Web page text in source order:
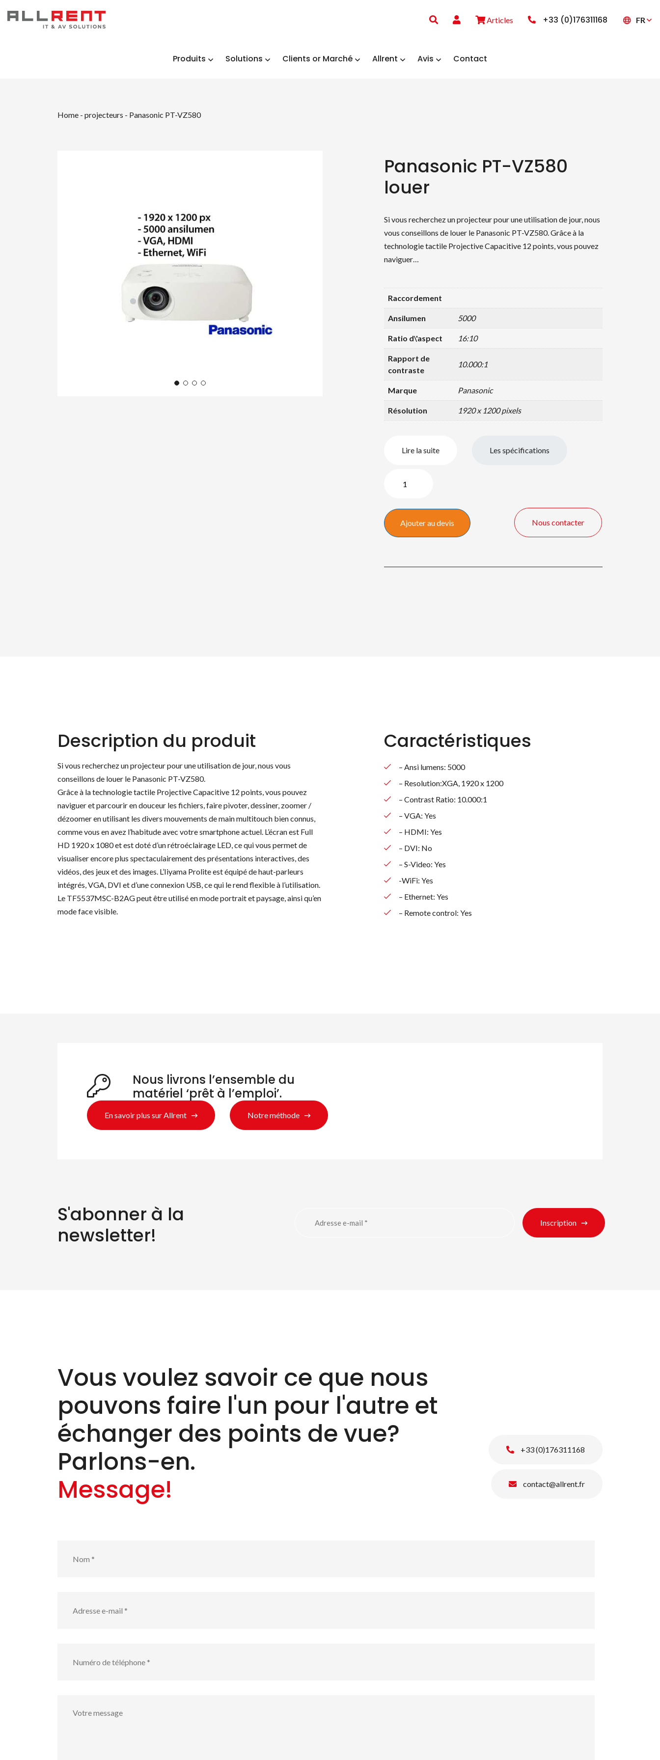
Articles +33 (0)176311168 FR
Produits Solutions Clients or Marché Allrent Avis Contact
Home - projecteurs - Panasonic PT-VZ580
Panasonic PT-VZ580
louer
Si vous recherchez un projecteur pour une utilisation de jour, nous
vous conseillons de louer le Panasonic PT-VZ580. Grâce à la
technologie tactile Projective Capacitive 12 points, vous pouvez
naviguer…
Raccordement
Ansilumen 5000
Ratio d\'aspect 16:10
Rapport de
contraste
10.000:1
Marque Panasonic
Résolution 1920 x 1200 pixels
Lire la suite Les spécifications
PT-
VZ580
Ajouter au devis Nous contacter
Description du produit
Si vous recherchez un projecteur pour une utilisation de jour, nous vous
conseillons de louer le Panasonic PT-VZ580.
Grâce à la technologie tactile Projective Capacitive 12 points, vous pouvez
naviguer et parcourir en douceur les fichiers, faire pivoter, dessiner, zoomer /
dézoomer en utilisant les divers mouvements de main multitouch bien connus,
comme vous en avez l’habitude avec votre smartphone actuel. L’écran est Full
HD 1920 x 1080 et est doté d’un rétroéclairage LED, ce qui vous permet de
visualiser encore plus spectaculairement des présentations interactives, des
vidéos, des jeux et des images. L’Iiyama Prolite est équipé de haut-parleurs
intégrés, VGA, DVI et d’une connexion USB, ce qui le rend flexible à l’utilisation.
Le TF5537MSC-B2AG peut être utilisé en mode portrait et paysage, ainsi qu’en
mode face visible.
Caractéristiques
– Ansi lumens: 5000
– Resolution:XGA, 1920 x 1200
– Contrast Ratio: 10.000:1
– VGA: Yes
– HDMI: Yes
– DVI: No
– S-Video: Yes
-WiFi: Yes
– Ethernet: Yes
– Remote control: Yes
Nous livrons l’ensemble du
matériel ‘prêt à l’emploi’.
En savoir plus sur Allrent Notre méthode
S'abonner à la
newsletter!
Inscription
Vous voulez savoir ce que nous
pouvons faire l'un pour l'autre et
échanger des points de vue?
Parlons-en.
Message!
+33 (0)176311168
contact@allrent.fr
*
téléphone *
Rechercher des produits